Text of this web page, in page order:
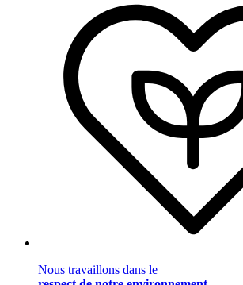
Nous travaillons dans le